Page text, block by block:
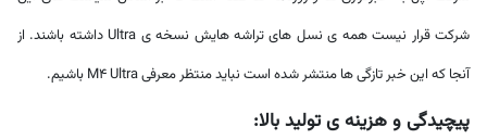
شرکت قرار نیست همه ی نسل های تراشه هایش نسخه ی Ultra داشته باشند. از
آنجا که این خبر تازگی ها منتشر شده است نباید منتظر معرفی M4 Ultra باشیم.
پیچیدگی و هزینه ی تولید بالا: